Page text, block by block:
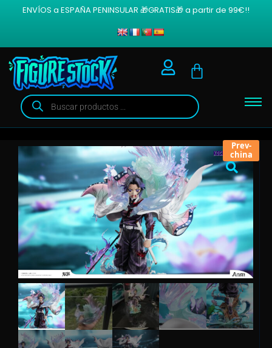
ENVÍOS a ESPAÑA PENINSULAR 🎁GRATIS🎁 a partir de 99€!!
Prev-
china